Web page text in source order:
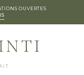
OUVERTES